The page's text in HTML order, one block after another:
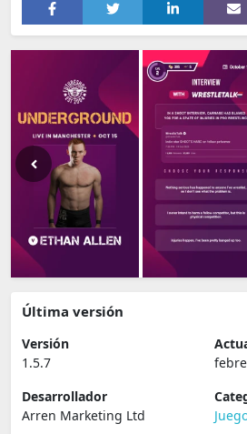
Última versión
Versión
1.5.7
Desarrollador
Arren Marketing Ltd